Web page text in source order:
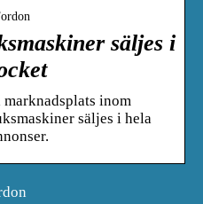
säljes i
inom
säljes i hela